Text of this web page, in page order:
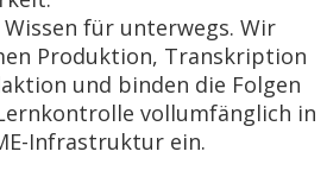
Wissen für unterwegs. Wir
Produktion, Transkription
und binden die Folgen
vollumfänglich in
Infrastruktur ein.